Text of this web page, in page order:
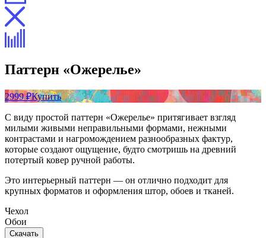
Паттерн «Ожерелье»
2999 ₽Купить
С виду простой паттерн «Ожерелье» притягивает взгляд
милыми живыми неправильными формами, нежными
контрастами и нагромождением разнообразных фактур,
которые создают ощущение, будто смотришь на древний
потертый ковер ручной работы.
Это интерьерный паттерн — он отлично подходит для
крупных форматов и оформления штор, обоев и тканей.
Чехол
Обои
Скачать